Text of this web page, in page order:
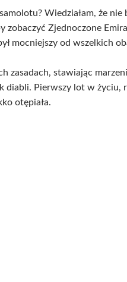
Wiedziałam, że
zobaczyć Zjednoczone
mocniejszy od wszelkich
zasadach, stawiając
diabli. Pierwszy lot w
otępiała.